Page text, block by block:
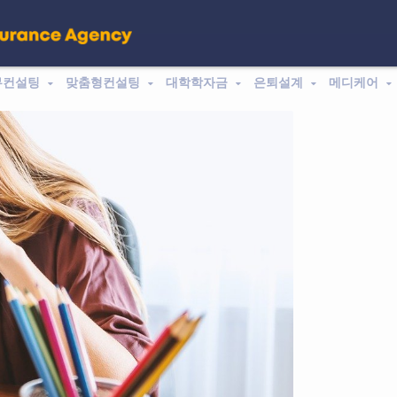
설팅 맞춤형컨설팅 대학학자금 은퇴설계 메디케어